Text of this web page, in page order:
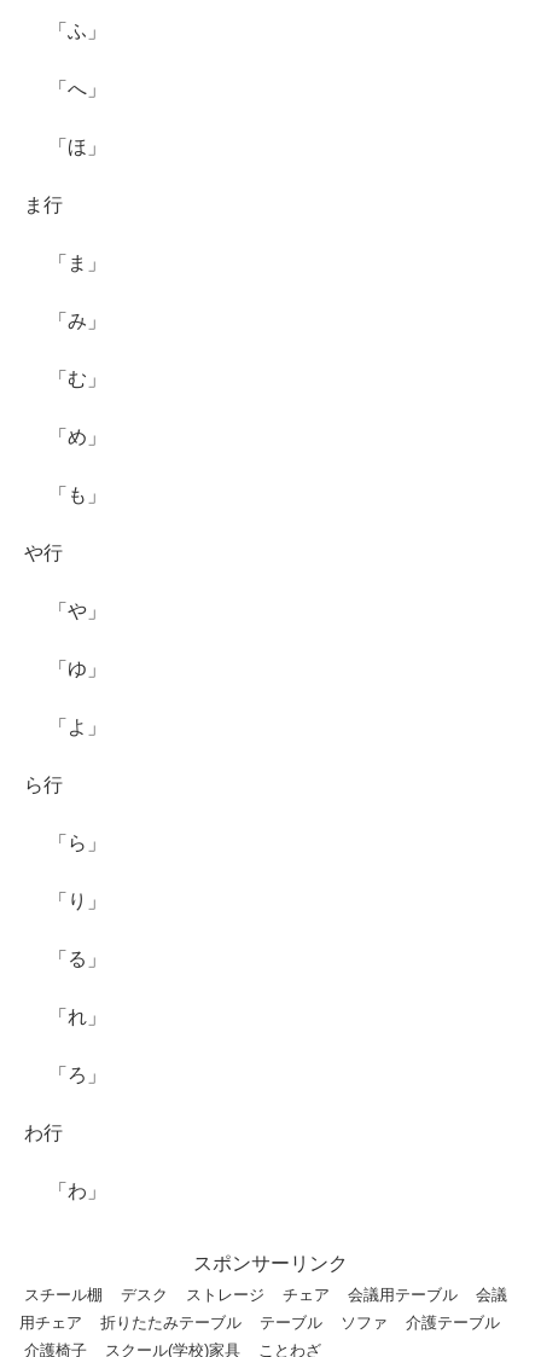
「ふ」
「へ」
「ほ」
ま行
「ま」
「み」
「む」
「め」
「も」
や行
「や」
「ゆ」
「よ」
ら行
「ら」
「り」
「る」
「れ」
「ろ」
わ行
「わ」
スポンサーリンク
スチール棚 デスク ストレージ チェア 会議用テーブル
会議
用チェア
折りたたみテーブル テーブル ソファ
介護テーブル
介護椅子
スクール(学校)家具 ことわざ